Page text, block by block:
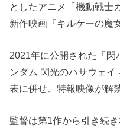
としたアニメ「機動戦士
新作映画『キルケーの魔
2021年に公開された「
ンダム 閃光のハサウェ
表に併せ、特報映像が解
監督は第1作から引き続